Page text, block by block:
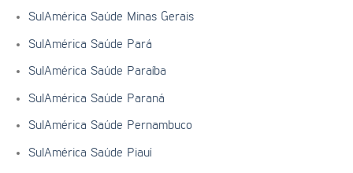
SulAmérica Saúde Minas Gerais
SulAmérica Saúde Pará
SulAmérica Saúde Paraíba
SulAmérica Saúde Paraná
SulAmérica Saúde Pernambuco
SulAmérica Saúde Piauí